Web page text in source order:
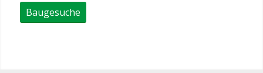
Baugesuche